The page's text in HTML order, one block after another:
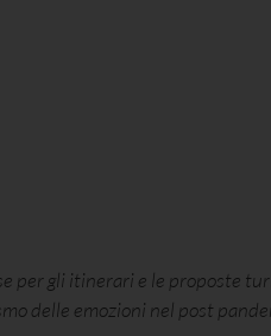
per gli itinerari e le proposte
delle emozioni nel post